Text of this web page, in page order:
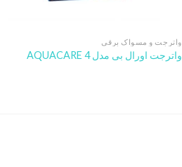
واترجت و مسواک برقی
واترجت اورال بی مدل AQUACARE 4